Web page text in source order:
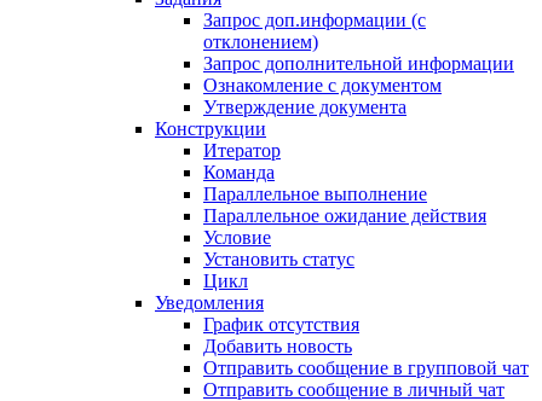
Запрос доп.информации (с
отклонением)
Запрос дополнительной информации
Ознакомление с документом
Утверждение документа
Конструкции
Итератор
Команда
Параллельное выполнение
Параллельное ожидание действия
Условие
Установить статус
Цикл
Уведомления
График отсутствия
Добавить новость
Отправить сообщение в групповой чат
Отправить сообщение в личный чат